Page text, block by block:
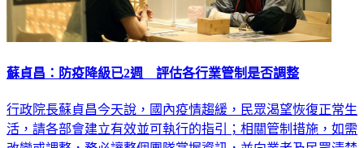
蘇貞昌：防疫降級已2週 評估各行業管制是否調整
行政院長蘇貞昌今天說，國內疫情趨緩，民眾渴望恢復正常生
活，請各部會建立有效並可執行的指引；相關管制措施，如需